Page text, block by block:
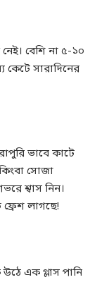
বেশি না ৫-১০
কেটে সারাদিনের
ভাবে কাটে
সোজা
শ্বাস নিন।
লাগছে!
এক গ্লাস পানি